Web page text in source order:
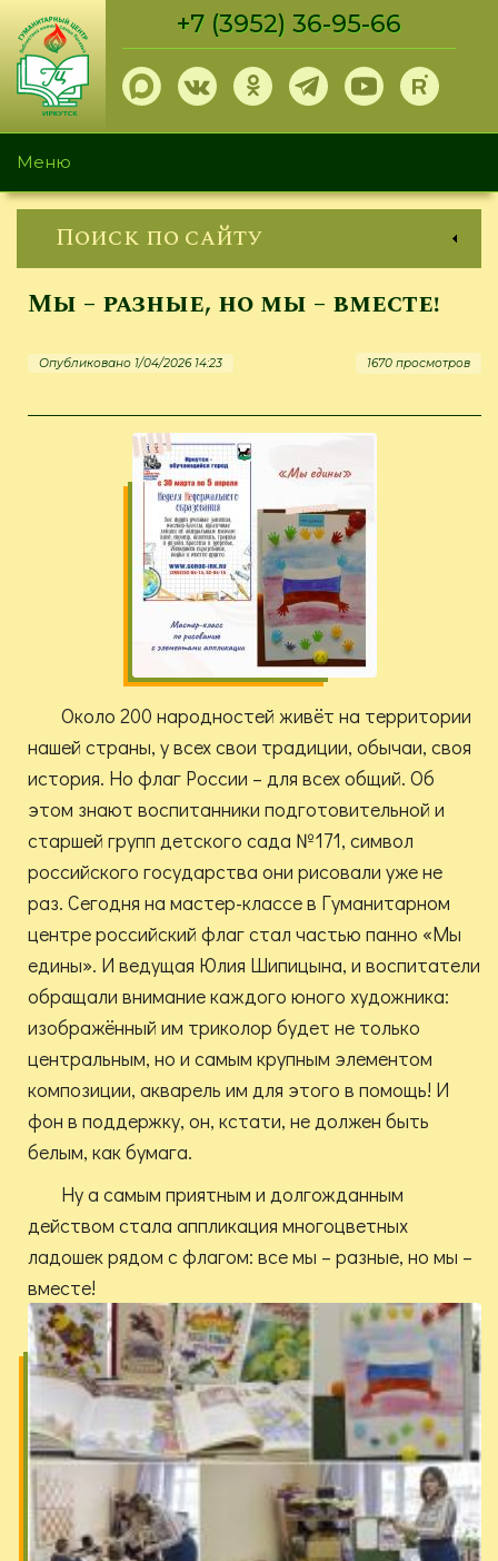
Перейти
основному
содержанию
+7 (3952) 36-95-66
Меню
Поиск по сайту
Мы – разные, но мы – вместе!
Опубликовано 1/04/2026 14:23 1670 просмотров
Около 200 народностей живёт на территории
нашей страны, у всех свои традиции, обычаи, своя
история. Но флаг России – для всех общий. Об
этом знают воспитанники подготовительной и
старшей групп детского сада №171, символ
российского государства они рисовали уже не
раз. Сегодня на мастер-классе в Гуманитарном
центре российский флаг стал частью панно «Мы
едины». И ведущая Юлия Шипицына, и воспитатели
обращали внимание каждого юного художника:
изображённый им триколор будет не только
центральным, но и самым крупным элементом
композиции, акварель им для этого в помощь! И
фон в поддержку, он, кстати, не должен быть
белым, как бумага.
Ну а самым приятным и долгожданным
действом стала аппликация многоцветных
ладошек рядом с флагом: все мы – разные, но мы –
вместе!